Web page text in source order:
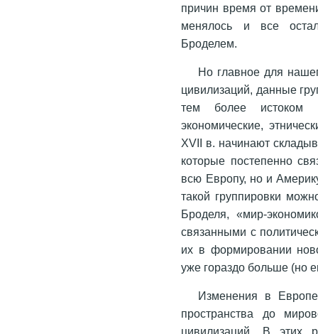
причин время от
менялось и все
Броделем.
Но главное для
цивилизаций, данные
тем более истоком
экономические,
XVII в. начинают
которые постепенно
всю Европу, но и
такой группировки
Броделя, «мир-
связанными с
их в формировании
уже гораздо больше (но
Изменения в
пространства до
цивилизаций. В этих